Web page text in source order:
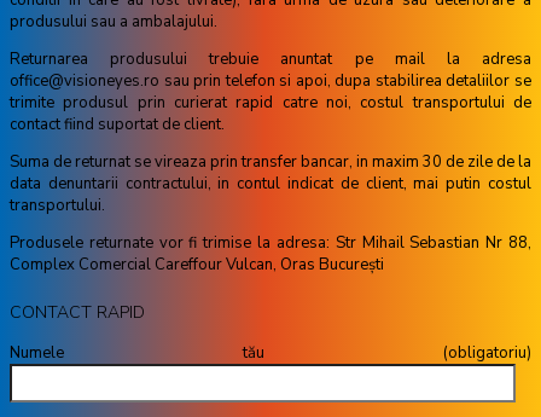
produsului sau a ambalajului.
Returnarea produsului trebuie anuntat pe mail la adresa
office@visioneyes.ro sau prin telefon si apoi, dupa stabilirea detaliilor se
trimite produsul prin curierat rapid catre noi, costul transportului de
contact fiind suportat de client.
Suma de returnat se vireaza prin transfer bancar, in maxim 30 de zile de la
data denuntarii contractului, in contul indicat de client, mai putin costul
transportului.
Produsele returnate vor fi trimise la adresa: Str Mihail Sebastian Nr 88,
Complex Comercial Careffour Vulcan, Oras București
CONTACT RAPID
Numele tău (obligatoriu)